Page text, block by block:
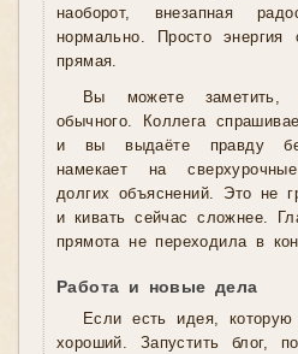
наоборот, внезапная
нормально. Просто
прямая.
Вы можете заметить,
обычного. Коллега
и вы выдаёте правду
намекает на
долгих объяснений. Это не
и кивать сейчас сложнее.
прямота не переходила в
Работа и новые дела
Если есть идея,
хороший. Запустить блог,